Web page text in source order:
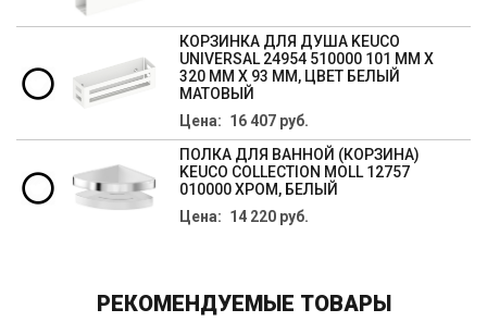
КОРЗИНКА ДЛЯ ДУША KEUCO
UNIVERSAL 24954 510000 101 ММ Х
320 ММ Х 93 ММ, ЦВЕТ БЕЛЫЙ
МАТОВЫЙ
Цена: 16 407 руб.
ПОЛКА ДЛЯ ВАННОЙ (КОРЗИНА)
KEUCO COLLECTION MOLL 12757
010000 ХРОМ, БЕЛЫЙ
Цена: 14 220 руб.
РЕКОМЕНДУЕМЫЕ ТОВАРЫ